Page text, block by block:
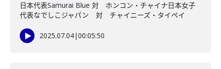
日本代表Samurai Blue 対 ホンコン・チャイナ日本女子
代表なでしこジャパン 対 チャイニーズ・タイペイ
2025.07.04|00:05:50